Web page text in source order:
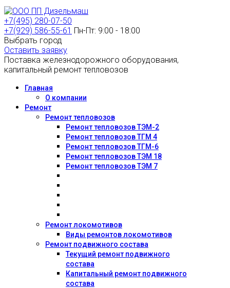
+7(495) 280-07-50
+7(929) 586-55-61 Пн-Пт: 9:00 - 18:00
Выбрать город
Оставить заявку
Поставка железнодорожного оборудования,
капитальный ремонт тепловозов
Главная
О компании
Ремонт
Ремонт тепловозов
Ремонт тепловозов ТЭМ-2
Ремонт тепловозов ТГМ 4
Ремонт тепловозов ТГМ-6
Ремонт тепловозов ТЭМ 18
Ремонт тепловозов ТЭМ 7
Ремонт локомотивов
Виды ремонтов локомотивов
Ремонт подвижного состава
Текущий ремонт подвижного
состава
Капитальный ремонт подвижного
состава